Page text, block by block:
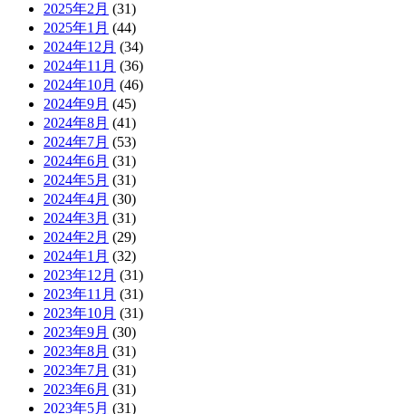
2025年2月 (31)
2025年1月 (44)
2024年12月 (34)
2024年11月 (36)
2024年10月 (46)
2024年9月 (45)
2024年8月 (41)
2024年7月 (53)
2024年6月 (31)
2024年5月 (31)
2024年4月 (30)
2024年3月 (31)
2024年2月 (29)
2024年1月 (32)
2023年12月 (31)
2023年11月 (31)
2023年10月 (31)
2023年9月 (30)
2023年8月 (31)
2023年7月 (31)
2023年6月 (31)
2023年5月 (31)